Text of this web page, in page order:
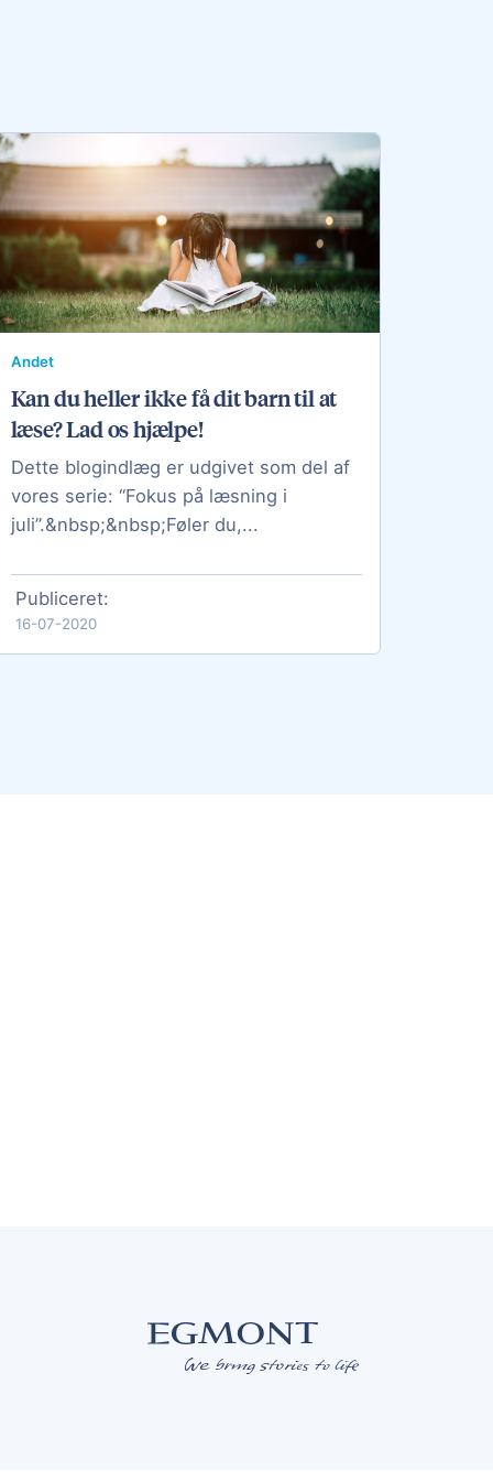
Andet
Kan du heller ikke få dit barn til at
læse? Lad os hjælpe!
Dette blogindlæg er udgivet som del af
vores serie: “Fokus på læsning i
juli”.&nbsp;&nbsp;Føler du,...
Publiceret:
16-07-2020